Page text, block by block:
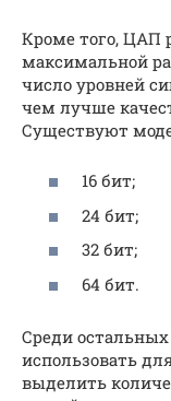
Кроме того, ЦАП
максимальной
число уровней
чем лучше
Существуют
16 бит;
24 бит;
32 бит;
64 бит.
Среди
использовать
выделить